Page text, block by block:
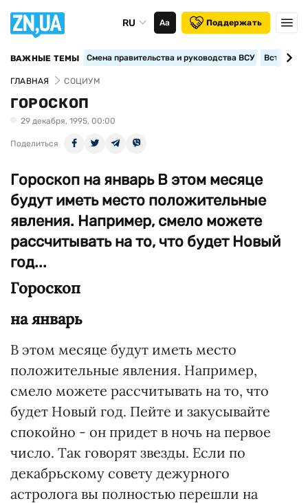
RU Аа Поддержать
ВАЖНЫЕ ТЕМЫ Смена правительства и руководства ВСУ
ГЛАВНАЯ СОЦИУМ
ГОРОСКОП
29 декабря, 1995, 00:00
Поделиться
Гороскоп на январь В этом месяце
будут иметь место положительные
явления. Например, смело можете
рассчитывать на то, что будет Новый
год...
Гороскоп
на январь
В этом месяце будут иметь место
положительные явления. Например,
смело можете рассчитывать на то, что
будет Новый год. Пейте и закусывайте
спокойно - он придет в ночь на первое
число. Так говорят звезды. Если по
декабрьскому совету дежурного
астролога вы полностью перешли на